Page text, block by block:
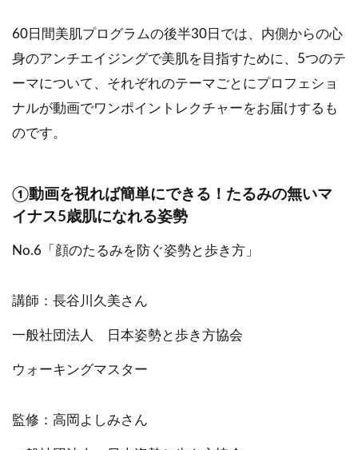
60日間美肌プログラムの後半30日では、内側からの心
身のアンチエイジングで美肌を目指すために、5つのテ
ーマについて、それぞれのテーマごとにプロフェショ
ナルが動画でワンポイントレクチャーをお届けするも
のです。
①動画を視れば簡単にできる！たるみの無いマ
イナス5歳肌になれる姿勢
No.6「顔のたるみを防ぐ姿勢と歩き方」
講師：長谷川久美さん
一般社団法人 日本姿勢と歩き方協会
ウォーキングマスター
監修：高岡よしみさん